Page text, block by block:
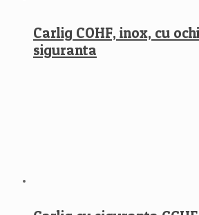
Carlig COHF, inox, cu
siguranta